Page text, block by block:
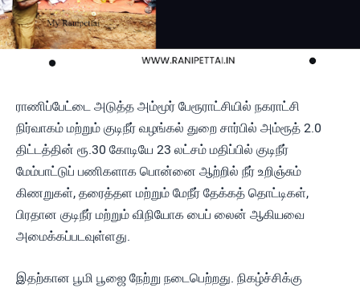
ராணிப்பேட்டை அடுத்த அம்மூர் பேரூராட்சியில் நகராட்சி
நிர்வாகம் மற்றும் குடிநீர் வழங்கல் துறை சார்பில் அம்ரூத் 2.0
திட்டத்தின் ரூ.30 கோடியே 23 லட்சம் மதிப்பில் குடிநீர்
மேம்பாட்டுப் பணிகளாக பொன்னை ஆற்றில் நீர் உறிஞ்சும்
கிணறுகள், தரைத்தள மற்றும் மேநீர் தேக்கத் தொட்டிகள்,
பிரதான குடிநீர் மற்றும் விநியோக பைப் லைன் ஆகியவை
அமைக்கப்படவுள்ளது.
இதற்கான பூமி பூஜை நேற்று நடைபெற்றது. நிகழ்ச்சிக்கு